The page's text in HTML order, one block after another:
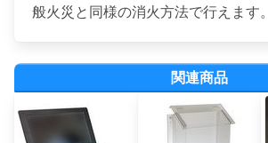
般火災と同様の消火方法で行えます。
関連商品